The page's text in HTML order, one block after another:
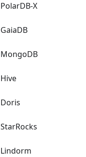
PolarDB-X
GaiaDB
MongoDB
Hive
Doris
StarRocks
Lindorm